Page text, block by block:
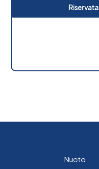
Riservata
Nuoto